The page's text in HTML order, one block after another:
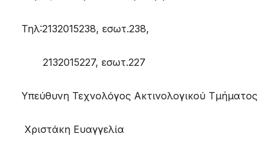
Τηλ:2132015238, εσωτ.238,
2132015227, εσωτ.227
Υπεύθυνη Τεχνολόγος Ακτινολογικού Τμήματος
Χριστάκη Ευαγγελία